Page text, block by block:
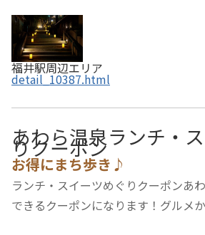
福井駅周辺エリア
detail_10387.html
あわら温泉ランチ・
りクーポン
お得にまち歩き♪
ランチ・スイーツめぐりクーポンあ
できるクーポンになります！グルメ